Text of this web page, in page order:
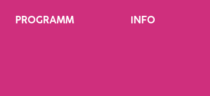
PROGRAMM INFO